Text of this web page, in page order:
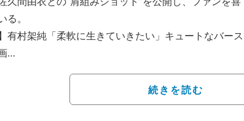
る。
】有村架純「柔軟に生きていきたい」キュートなバース
ショットを公開。満面の笑みを浮かべた“肩組みショッ
有村が佐久間に抱きつく微笑ましい姿を披露した。
続きを読む